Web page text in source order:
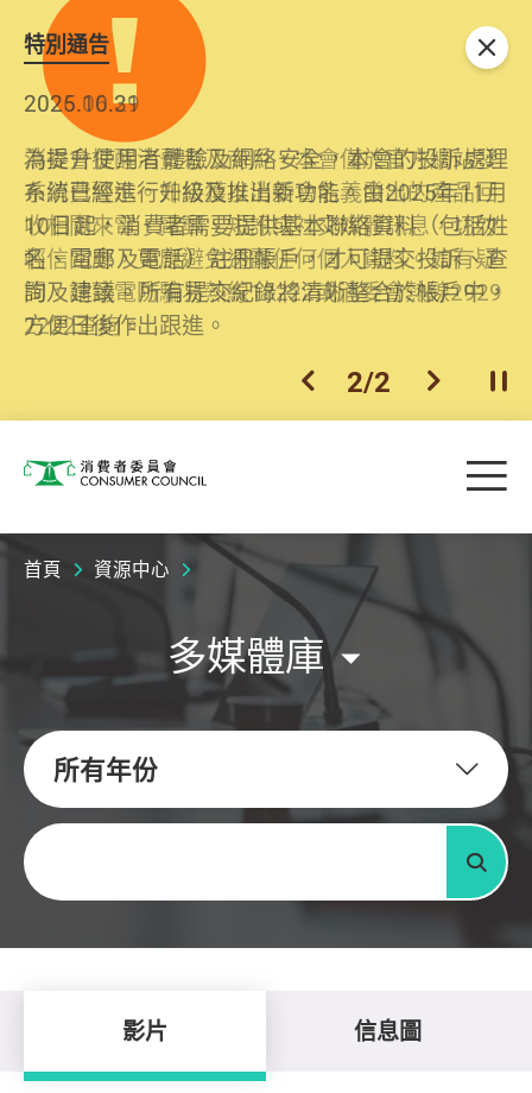
特別通告
2026.06.29
消委會提醒消費者及商戶，本會僅於官方網站發
布消費警示。如接獲以消委會名義發出的產品回
收相關來電、電郵、短訊或社交媒體訊息，切勿
輕信回應，更應避免透露任何個人資料。如有疑
問，請致電防騙易熱線18222或消委會熱線2929
2222查詢。
2025.10.31
為提升使用者體驗及網絡安全，本會的投訴處理
系統已經進行升級及推出新功能。由2025年11月
10日起，消費者需要提供基本聯絡資料（包括姓
名、電郵及電話）註冊帳戶，才可提交投訴、查
詢及建議。所有提交紀錄將清晰整合於帳戶中，
方便日後作出跟進。
上一個
2/2 下一個開
關閉
消費者委員會 目
首頁 資源中心
多媒體庫
所有年份
關鍵字
搜尋
影片 信息圖